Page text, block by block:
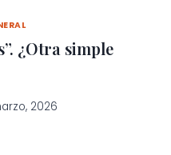
¿Otra simple
2026